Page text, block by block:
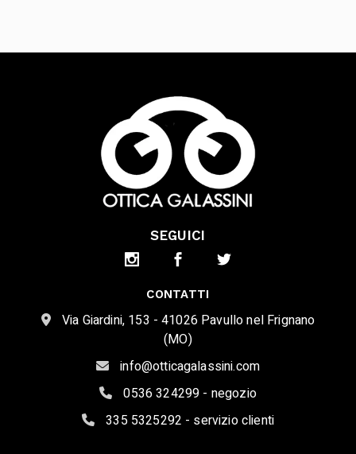
SEGUICI
CONTATTI
Via Giardini, 153 - 41026 Pavullo nel Frignano
(MO)
info@otticagalassini.com
0536 324299 - negozio
335 5325292 - servizio clienti